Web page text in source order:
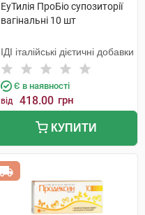
ЕуТилія ПроБіо супозиторії
вагінальні 10 шт
ІДІ італійські дієтичні добавки
Є в наявності
від 418.00 грн
КУПИТИ